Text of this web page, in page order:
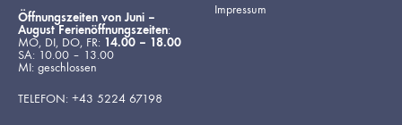
Öffnungszeiten von Juni –
August Ferienöffnungszeiten:
MO, DI, DO, FR: 14.00 – 18.00
SA: 10.00 – 13.00
MI: geschlossen
TELEFON: +43 5224 67198
Impressum